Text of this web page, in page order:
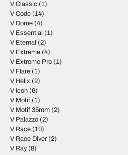
V Classic (1)
V Code (14)
V Dome (4)
V Essential (1)
V Eternal (2)
V Extreme (4)
V Extreme Pro (1)
V Flare (1)
V Helix (2)
V Icon (6)
V Motif (1)
V Motif 35mm (2)
V Palazzo (2)
V Race (10)
V Race Diver (2)
V Ray(8)